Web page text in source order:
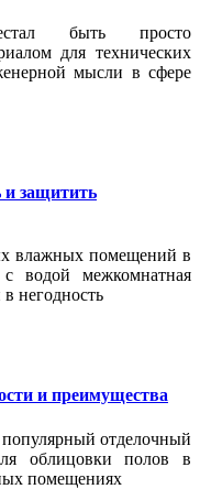
быть просто
для технических
мысли в сфере
и защитить
влажных помещений в
с водой межкомнатная
негодность
и преимущества
отделочный
облицовки полов в
помещениях